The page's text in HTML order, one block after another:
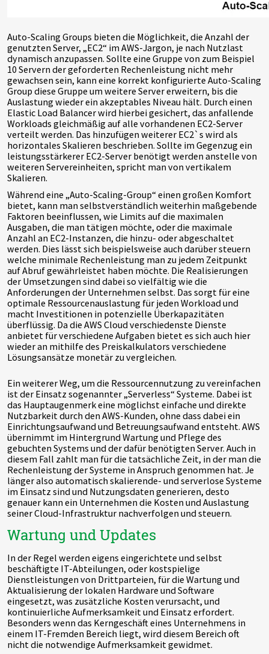
Auto-Scaling Groups bieten die Möglichkeit, die Anzahl der
genutzten Server, „EC2“ im AWS-Jargon, je nach Nutzlast
dynamisch anzupassen. Sollte eine Gruppe von zum Beispiel
10 Servern der geforderten Rechenleistung nicht mehr
gewachsen sein, kann eine korrekt konfigurierte Auto-Scaling
Group diese Gruppe um weitere Server erweitern, bis die
Auslastung wieder ein akzeptables Niveau hält. Durch einen
Elastic Load Balancer wird hierbei gesichert, das anfallende
Workloads gleichmäßig auf alle vorhandenen EC2-Server
verteilt werden. Das hinzufügen weiterer EC2`s wird als
horizontales Skalieren beschrieben. Sollte im Gegenzug ein
leistungsstärkerer EC2-Server benötigt werden anstelle von
weiteren Servereinheiten, spricht man von vertikalem
Skalieren.
Während eine „Auto-Scaling-Group“ einen großen Komfort
bietet, kann man selbstverständlich weiterhin maßgebende
Faktoren beeinflussen, wie Limits auf die maximalen
Ausgaben, die man tätigen möchte, oder die maximale
Anzahl an EC2-Instanzen, die hinzu- oder abgeschaltet
werden. Dies lässt sich beispielsweise auch darüber steuern
welche minimale Rechenleistung man zu jedem Zeitpunkt
auf Abruf gewährleistet haben möchte. Die Realisierungen
der Umsetzungen sind dabei so vielfältig wie die
Anforderungen der Unternehmen selbst. Das sorgt für eine
optimale Ressourcenauslastung für jeden Workload und
macht Investitionen in potenzielle Überkapazitäten
überflüssig. Da die AWS Cloud verschiedenste Dienste
anbietet für verschiedene Aufgaben bietet es sich auch hier
wieder an mithilfe des Preiskalkulators verschiedene
Lösungsansätze monetär zu vergleichen.
Ein weiterer Weg, um die Ressourcennutzung zu vereinfachen
ist der Einsatz sogenannter „Serverless“ Systeme. Dabei ist
das Hauptaugenmerk eine möglichst einfache und direkte
Nutzbarkeit durch den AWS-Kunden, ohne dass dabei ein
Einrichtungsaufwand und Betreuungsaufwand entsteht. AWS
übernimmt im Hintergrund Wartung und Pflege des
gebuchten Systems und der dafür benötigten Server. Auch in
diesem Fall zahlt man für die tatsächliche Zeit, in der man die
Rechenleistung der Systeme in Anspruch genommen hat. Je
länger also automatisch skalierende- und serverlose Systeme
im Einsatz sind und Nutzungsdaten generieren, desto
genauer kann ein Unternehmen die Kosten und Auslastung
seiner Cloud-Infrastruktur nachverfolgen und steuern.
Wartung und Updates
In der Regel werden eigens eingerichtete und selbst
beschäftigte IT-Abteilungen, oder kostspielige
Dienstleistungen von Drittparteien, für die Wartung und
Aktualisierung der lokalen Hardware und Software
eingesetzt, was zusätzliche Kosten verursacht, und
kontinuierliche Aufmerksamkeit und Einsatz erfordert.
Besonders wenn das Kerngeschäft eines Unternehmens in
einem IT-Fremden Bereich liegt, wird diesem Bereich oft
nicht die notwendige Aufmerksamkeit gewidmet.